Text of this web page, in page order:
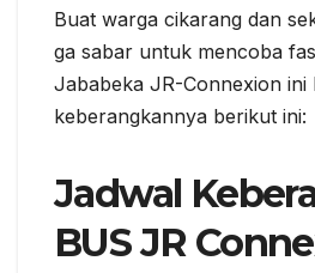
Buat warga cikarang dan
ga sabar untuk mencoba
Jababeka JR-Connexion ini
keberangkannya berikut ini:
Jadwal
BUS JR